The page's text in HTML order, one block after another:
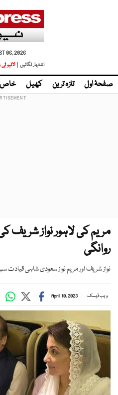
06, 2026
اشتہار لگائیں |
لائیو
صفحۂ اول تازہ ترین کھیل خاص
مریم کی لاہور نواز
روانگی
نواز شریف اور مریم نواز سعودی شاہی قیادت
ویب ڈیسک April 10, 2023